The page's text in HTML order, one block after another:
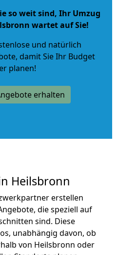
so weit sind, Ihr Umzug
wartet auf Sie!
und natürlich
, damit Sie Ihr Budget
planen!
erhalten
Heilsbronn
erstellen
die speziell auf
sind. Diese
unabhängig davon, ob
von Heilsbronn oder